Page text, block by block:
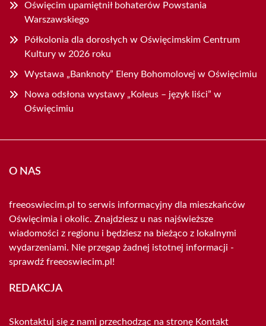
Oświęcim upamiętnił bohaterów Powstania
Warszawskiego
Półkolonia dla dorosłych w Oświęcimskim Centrum
Kultury w 2026 roku
Wystawa „Banknoty” Eleny Bohomolovej w Oświęcimiu
Nowa odsłona wystawy „Koleus – język liści” w
Oświęcimiu
O NAS
freeoswiecim.pl to serwis informacyjny dla mieszkańców
Oświęcimia i okolic. Znajdziesz u nas najświeższe
wiadomości z regionu i będziesz na bieżąco z lokalnymi
wydarzeniami. Nie przegap żadnej istotnej informacji -
sprawdź freeoswiecim.pl!
REDAKCJA
Skontaktuj się z nami przechodząc na stronę Kontakt